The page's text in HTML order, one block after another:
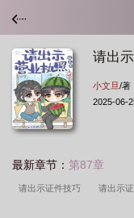
请出
小文旦/著
2025-06-
最新章节： 第87章
请出示证件技巧 请出示